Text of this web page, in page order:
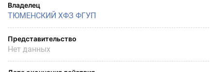
Владелец
ТЮМЕНСКИЙ ХФЗ ФГУП
Представительство
Нет данных